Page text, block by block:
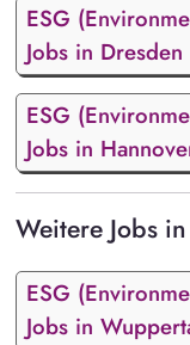
ESG
Jobs in Dresden
ESG
Jobs in
Weitere Jobs
ESG
Jobs in